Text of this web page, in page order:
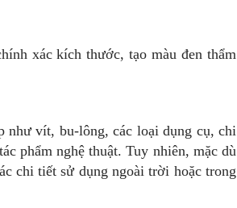
xác kích thước, tạo màu đen thẩm